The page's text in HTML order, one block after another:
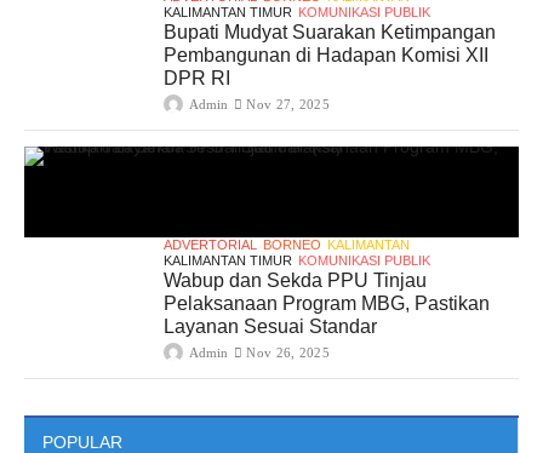
KALIMANTAN TIMUR KOMUNIKASI PUBLIK
Bupati Mudyat Suarakan Ketimpangan
Pembangunan di Hadapan Komisi XII
DPR RI
Admin Nov 27, 2025
ADVERTORIAL BORNEO KALIMANTAN
KALIMANTAN TIMUR KOMUNIKASI PUBLIK
Wabup dan Sekda PPU Tinjau
Pelaksanaan Program MBG, Pastikan
Layanan Sesuai Standar
Admin Nov 26, 2025
POPULAR